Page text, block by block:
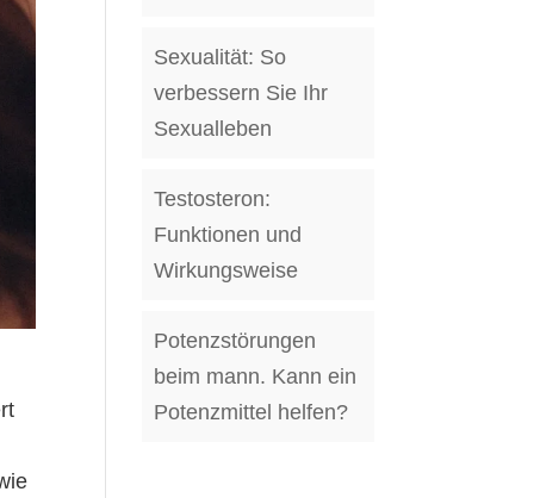
Sexualität: So
verbessern Sie Ihr
Sexualleben
Testosteron:
Funktionen und
Wirkungsweise
Potenzstörungen
beim mann. Kann ein
Potenzmittel helfen?